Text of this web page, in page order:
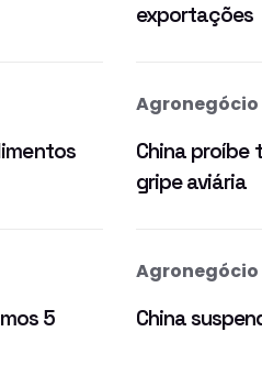
5
exportações
Agronegócio
China
gripe aviária
Agronegócio
China